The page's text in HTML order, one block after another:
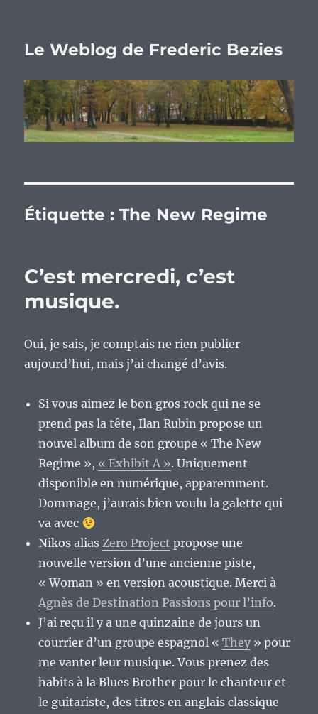
Le Weblog de Frederic Bezies
Étiquette :The New Regime
C’est mercredi, c’est
musique.
Oui, je sais, je comptais ne rien publier
aujourd’hui, mais j’ai changé d’avis.
Si vous aimez le bon gros rock qui ne se
prend pas la tête, Ilan Rubin propose un
nouvel album de son groupe « The New
Regime », « Exhibit A ». Uniquement
disponible en numérique, apparemment.
Dommage, j’aurais bien voulu la galette qui
va avec
Nikos aliasZero Project propose une
nouvelle version d’une ancienne piste,
« Woman » en version acoustique. Merci à
Agnès de Destination Passions pour l’info.
J’ai reçu il y a une quinzaine de jours un
courrier d’un groupe espagnol «They » pour
me vanter leur musique. Vous prenez des
habits à la Blues Brother pour le chanteur et
le guitariste, des titres en anglais classique